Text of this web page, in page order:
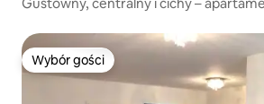
Wybór gości
Wybór gości